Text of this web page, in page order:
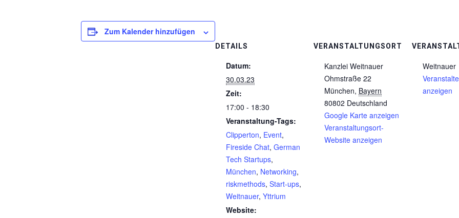
Zum Kalender hinzufügen
DETAILS
Datum:
30.03.23
Zeit:
17:00 - 18:30
Veranstaltung-Tags:
Clipperton, Event,
Fireside Chat, German
Tech Startups,
München, Networking,
riskmethods, Start-ups,
Weitnauer, Yttrium
Website:
VERANSTALTUNGSORT
Kanzlei Weitnauer
Ohmstraße 22
München, Bayern
80802 Deutschland
Google Karte anzeigen
Veranstaltungsort-
Website anzeigen
Weitnauer
anzeigen